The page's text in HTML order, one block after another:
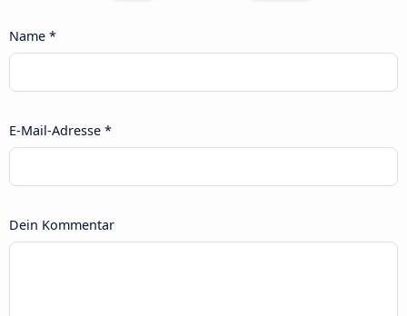
Name *
E-Mail-Adresse *
Dein Kommentar